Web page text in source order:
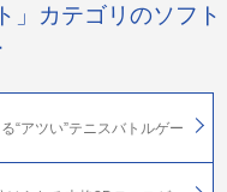
」カテゴリのソフト
“アツい”テニスバトルゲー